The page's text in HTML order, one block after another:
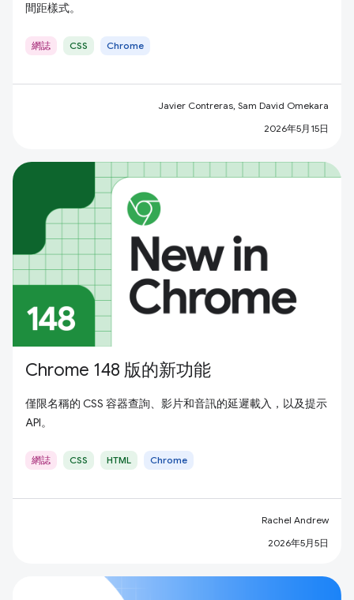
間距樣式。
網誌 CSS Chrome
Javier Contreras, Sam David Omekara
2026年5月15日
Chrome 148 版的新功能
僅限名稱的 CSS 容器查詢、影片和音訊的延遲載入，以及提示
API。
網誌 CSS HTML Chrome
Rachel Andrew
2026年5月5日